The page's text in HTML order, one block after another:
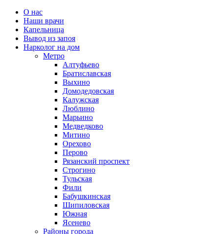
О нас
Наши врачи
Капельница
Вывод из запоя
Нарколог на дом
Метро
Алтуфьево
Братиславская
Выхино
Домодедовская
Калужская
Люблино
Марьино
Медведково
Митино
Орехово
Перово
Рязанский проспект
Строгино
Тульская
Фили
Бабушкинская
Шипиловская
Южная
Ясенево
Районы города